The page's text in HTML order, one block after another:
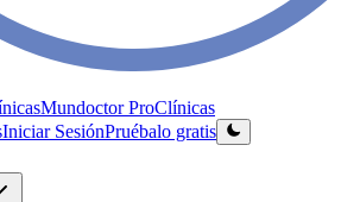
Mundoctor ProClínicas
Iniciar SesiónPruébalo gratis